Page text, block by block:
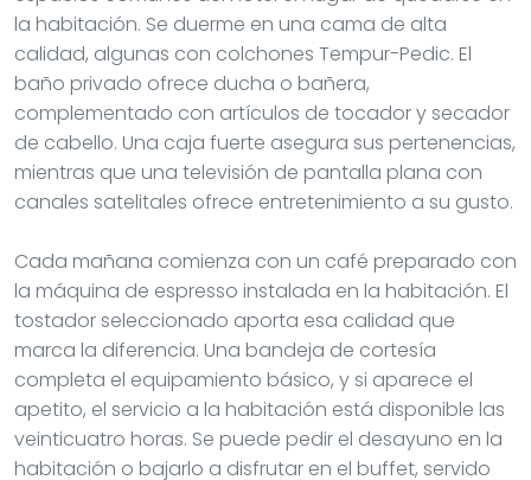
la habitación. Se duerme en una cama de alta
calidad, algunas con colchones Tempur-Pedic. El
baño privado ofrece ducha o bañera,
complementado con artículos de tocador y secador
de cabello. Una caja fuerte asegura sus pertenencias,
mientras que una televisión de pantalla plana con
canales satelitales ofrece entretenimiento a su gusto.
Cada mañana comienza con un café preparado con
la máquina de espresso instalada en la habitación. El
tostador seleccionado aporta esa calidad que
marca la diferencia. Una bandeja de cortesía
completa el equipamiento básico, y si aparece el
apetito, el servicio a la habitación está disponible las
veinticuatro horas. Se puede pedir el desayuno en la
habitación o bajarlo a disfrutar en el buffet, servido